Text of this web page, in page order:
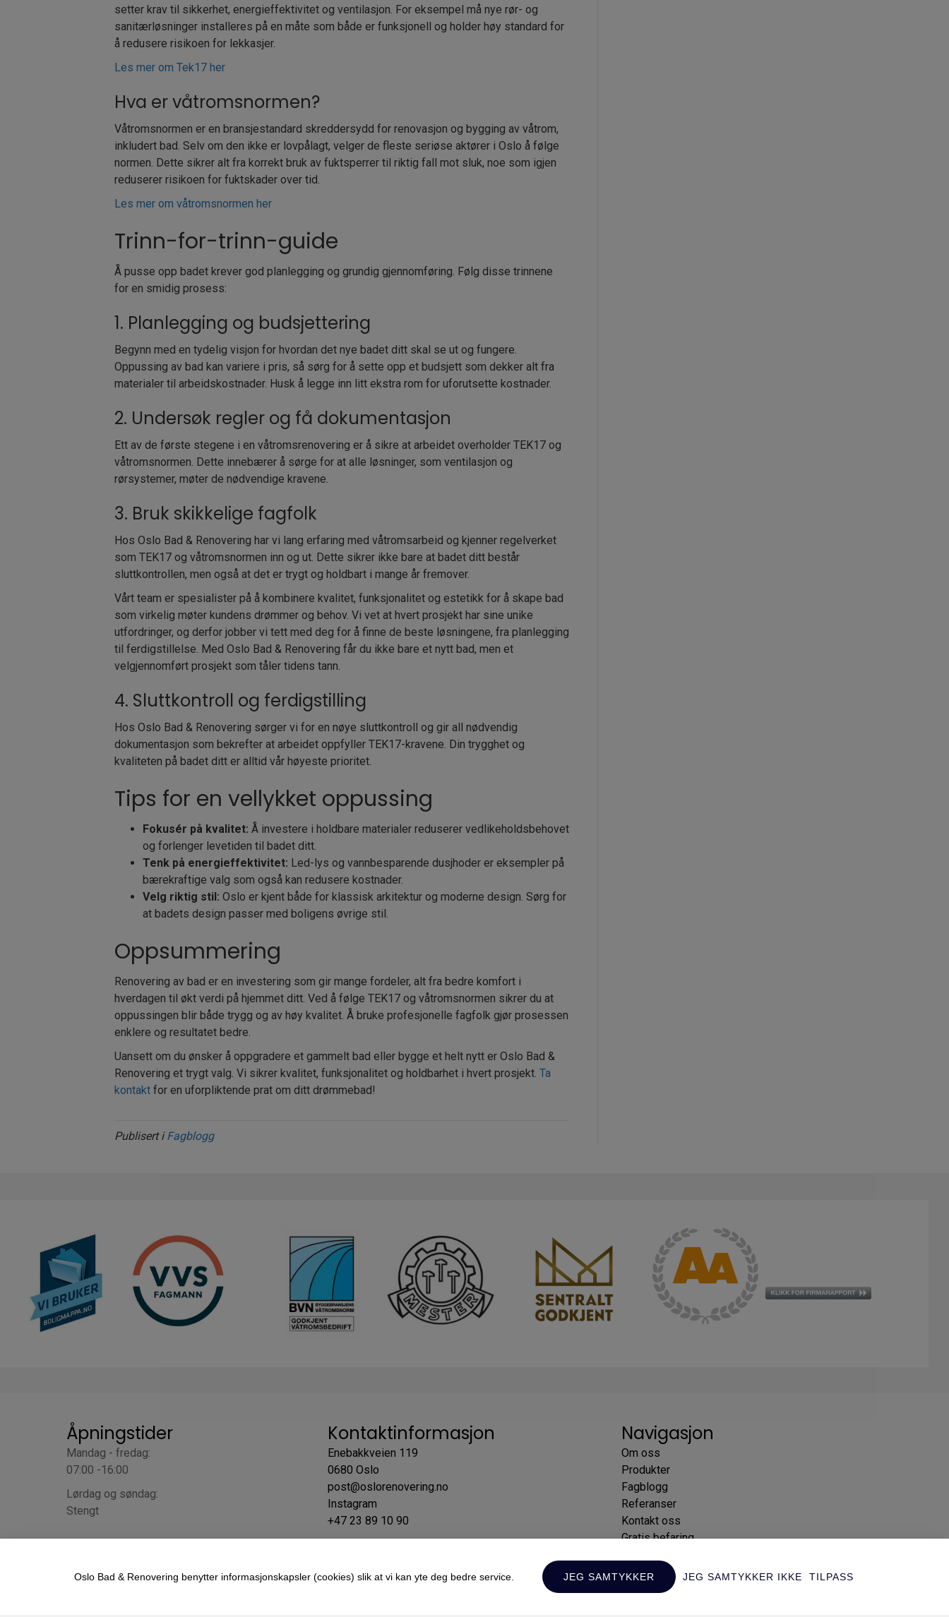
setter krav til sikkerhet, energieffektivitet og ventilasjon. For eksempel må nye rør- og
sanitærløsninger installeres på en måte som både er funksjonell og holder høy standard for
å redusere risikoen for lekkasjer.
Les mer om Tek17 her
Hva er våtromsnormen?
Våtromsnormen er en bransjestandard skreddersydd for renovasjon og bygging av våtrom,
inkludert bad. Selv om den ikke er lovpålagt, velger de fleste seriøse aktører i Oslo å følge
normen. Dette sikrer alt fra korrekt bruk av fuktsperrer til riktig fall mot sluk, noe som igjen
reduserer risikoen for fuktskader over tid.
Les mer om våtromsnormen her
Trinn-for-trinn-guide
Å pusse opp badet krever god planlegging og grundig gjennomføring. Følg disse trinnene
for en smidig prosess:
1. Planlegging og budsjettering
Begynn med en tydelig visjon for hvordan det nye badet ditt skal se ut og fungere.
Oppussing av bad kan variere i pris, så sørg for å sette opp et budsjett som dekker alt fra
materialer til arbeidskostnader. Husk å legge inn litt ekstra rom for uforutsette kostnader.
2. Undersøk regler og få dokumentasjon
Ett av de første stegene i en våtromsrenovering er å sikre at arbeidet overholder TEK17 og
våtromsnormen. Dette innebærer å sørge for at alle løsninger, som ventilasjon og
rørsystemer, møter de nødvendige kravene.
3. Bruk skikkelige fagfolk
Hos Oslo Bad & Renovering har vi lang erfaring med våtromsarbeid og kjenner regelverket
som TEK17 og våtromsnormen inn og ut. Dette sikrer ikke bare at badet ditt består
sluttkontrollen, men også at det er trygt og holdbart i mange år fremover.
Vårt team er spesialister på å kombinere kvalitet, funksjonalitet og estetikk for å skape bad
som virkelig møter kundens drømmer og behov. Vi vet at hvert prosjekt har sine unike
utfordringer, og derfor jobber vi tett med deg for å finne de beste løsningene, fra planlegging
til ferdigstillelse. Med Oslo Bad & Renovering får du ikke bare et nytt bad, men et
velgjennomført prosjekt som tåler tidens tann.
4. Sluttkontroll og ferdigstilling
Hos Oslo Bad & Renovering sørger vi for en nøye sluttkontroll og gir all nødvendig
dokumentasjon som bekrefter at arbeidet oppfyller TEK17-kravene. Din trygghet og
kvaliteten på badet ditt er alltid vår høyeste prioritet.
Tips for en vellykket oppussing
Fokusér på kvalitet: Å investere i holdbare materialer reduserer vedlikeholdsbehovet
og forlenger levetiden til badet ditt.
Tenk på energieffektivitet: Led-lys og vannbesparende dusjhoder er eksempler på
bærekraftige valg som også kan redusere kostnader.
Velg riktig stil: Oslo er kjent både for klassisk arkitektur og moderne design. Sørg for
at badets design passer med boligens øvrige stil.
Oppsummering
Renovering av bad er en investering som gir mange fordeler, alt fra bedre komfort i
hverdagen til økt verdi på hjemmet ditt. Ved å følge TEK17 og våtromsnormen sikrer du at
oppussingen blir både trygg og av høy kvalitet. Å bruke profesjonelle fagfolk gjør prosessen
enklere og resultatet bedre.
Uansett om du ønsker å oppgradere et gammelt bad eller bygge et helt nytt er Oslo Bad &
Renovering et trygt valg. Vi sikrer kvalitet, funksjonalitet og holdbarhet i hvert prosjekt. Ta
kontakt for en uforpliktende prat om ditt drømmebad!
Publisert iFagblogg
Åpningstider
Mandag - fredag:
07:00 -16:00
Lørdag og søndag:
Stengt
Kontaktinformasjon
Enebakkveien 119
0680 Oslo
post@oslorenovering.no
Instagram
+47 23 89 10 90
Navigasjon
Om oss
Produkter
Fagblogg
Referanser
Kontakt oss
Gratis befaring
Oslo Bad & Renovering benytter informasjonskapsler (cookies) slik at vi kan yte deg bedre service. JEG SAMTYKKER JEG SAMTYKKER IKKE TILPASS